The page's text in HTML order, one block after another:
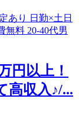
円以上！
高収入♪/...